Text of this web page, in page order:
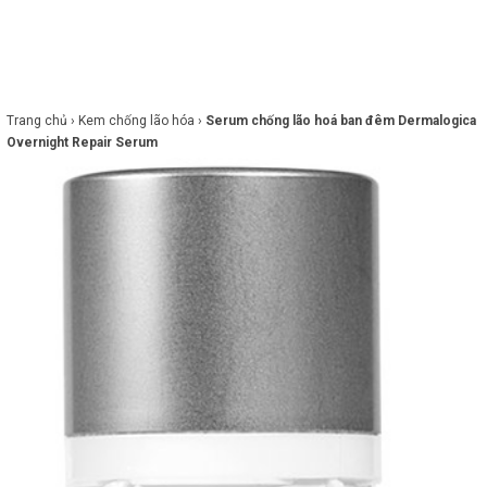
FEATURED BRAND
Trang chủ › Kem chống lão hóa › Serum chống lão hoá ban đêm Dermalogica
Overnight Repair Serum